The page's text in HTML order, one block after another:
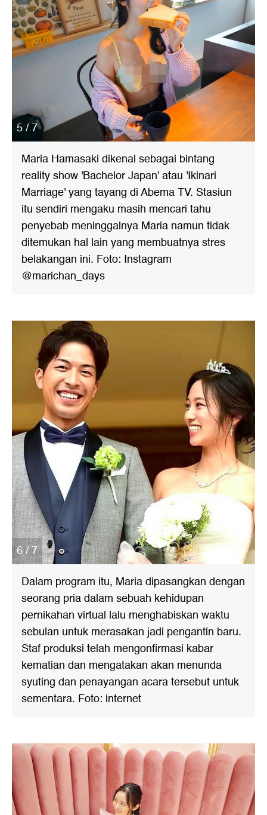
5 / 7
Maria Hamasaki dikenal sebagai bintang
reality show 'Bachelor Japan' atau 'Ikinari
Marriage' yang tayang di Abema TV. Stasiun
itu sendiri mengaku masih mencari tahu
penyebab meninggalnya Maria namun tidak
ditemukan hal lain yang membuatnya stres
belakangan ini. Foto: Instagram
@marichan_days
6 / 7
Dalam program itu, Maria dipasangkan dengan
seorang pria dalam sebuah kehidupan
pernikahan virtual lalu menghabiskan waktu
sebulan untuk merasakan jadi pengantin baru.
Staf produksi telah mengonfirmasi kabar
kematian dan mengatakan akan menunda
syuting dan penayangan acara tersebut untuk
sementara. Foto: internet